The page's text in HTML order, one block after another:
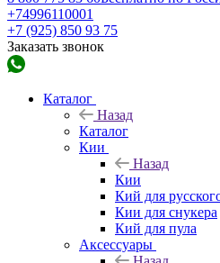
+74996110001
+7 (925) 850 93 75
Заказать звонок
Каталог
Назад
Каталог
Кии
Назад
Кии
Кий для
Кии для снукера
Кий для пула
Аксессуары